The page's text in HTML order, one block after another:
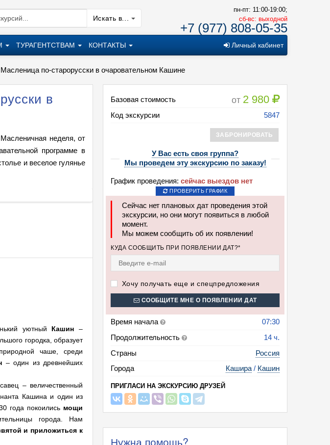
Искать в...
пн-пт: 11:00-19:00;
cб-вс: выходной
+7 (977) 808-05-35
ТУРАГЕНТСТВАМ КОНТАКТЫ Личный кабинет
по-старорусски в очаровательном Кашине
Базовая стоимость от 2 980
Код экскурсии 5847
ЗАБРОНИРОВАТЬ
У Вас есть своя группа?
Мы проведем эту экскурсию по заказу!
График проведения: сейчас выездов нет
ПРОВЕРИТЬ ГРАФИК
Сейчас нет плановых дат проведения этой
экскурсии, но они могут появиться в любой
момент.
Мы можем сообщить об их появлении!
КУДА СООБЩИТЬ ПРИ ПОЯВЛЕНИИ ДАТ?*
Хочу получать еще и спецпредложения
СООБЩИТЕ МНЕ О ПОЯВЛЕНИИ ДАТ
Время начала
07:30
Продолжительность
14 ч.
Страны
Россия
Города
Кашира / Кашин
ПРИГЛАСИ НА ЭКСКУРСИЮ ДРУЗЕЙ
в
неделя, от
программе в
и веселое гулянье
Экскурсия: Купеческая Масленица по-старорусски в очаровательном Кашине
уютный Кашин –
городка, образует
чаше, среди
– один из древнейших
– величественный
Кашина и один из
года покоились мощи
города. Нам
и приложиться к
Нужна помощь?